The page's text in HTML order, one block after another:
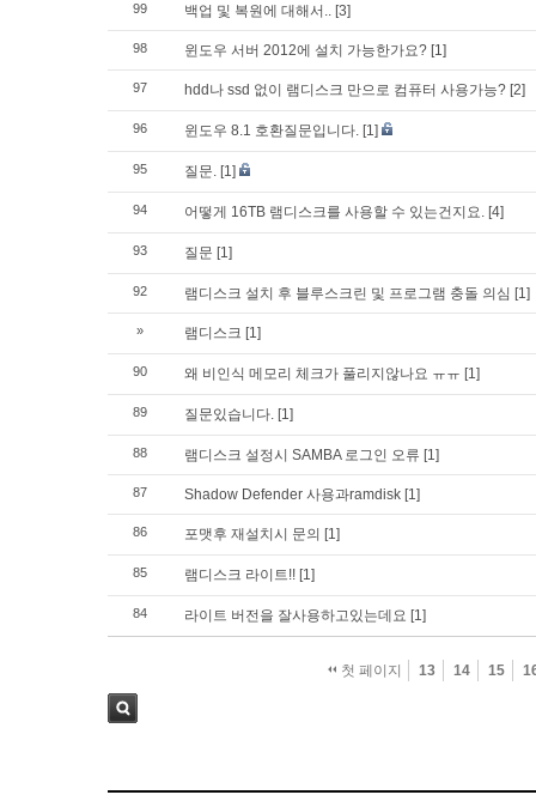
99 백업 및 복원에 대해서.. [3]
98 윈도우 서버 2012에 설치 가능한가요? [1]
97 hdd나 ssd 없이 램디스크 만으로 컴퓨터 사용가능? [2]
96 윈도우 8.1 호환질문입니다. [1]
95 질문. [1]
94 어떻게 16TB 램디스크를 사용할 수 있는건지요. [4]
93 질문 [1]
92 램디스크 설치 후 블루스크린 및 프로그램 충돌 의심 [1]
» 램디스크 [1]
90 왜 비인식 메모리 체크가 풀리지않나요 ㅠㅠ [1]
89 질문있습니다. [1]
88 램디스크 설정시 SAMBA 로그인 오류 [1]
87 Shadow Defender 사용과ramdisk [1]
86 포맷후 재설치시 문의 [1]
85 램디스크 라이트!! [1]
84 라이트 버전을 잘사용하고있는데요 [1]
첫 페이지 13 14 15